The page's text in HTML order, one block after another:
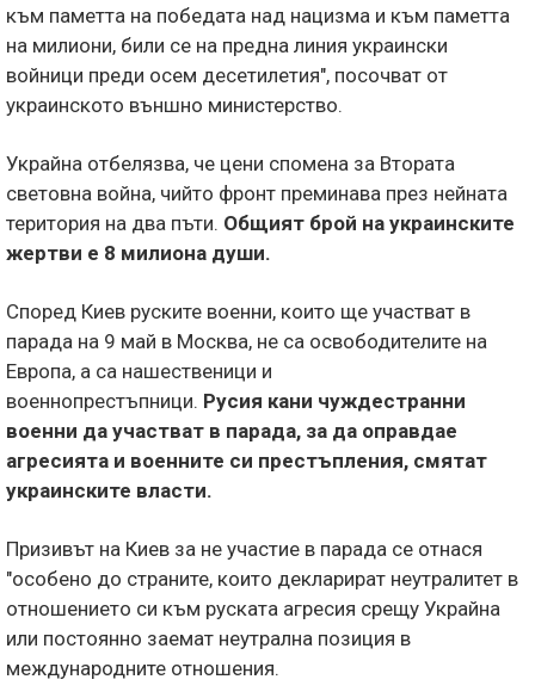
към паметта на победата над нацизма и към паметта
на милиони, били се на предна линия украински
войници преди осем десетилетия", посочват от
украинското външно министерство.
Украйна отбелязва, че цени спомена за Втората
световна война, чийто фронт преминава през нейната
територия на два пъти. Общият брой на украинските
жертви е 8 милиона души.
Според Киев руските военни, които ще участват в
парада на 9 май в Москва, не са освободителите на
Европа, а са нашественици и
военнопрестъпници. Русия кани чуждестранни
военни да участват в парада, за да оправдае
агресията и военните си престъпления, смятат
украинските власти.
Призивът на Киев за не участие в парада се отнася
"особено до страните, които декларират неутралитет в
отношението си към руската агресия срещу Украйна
или постоянно заемат неутрална позиция в
международните отношения.